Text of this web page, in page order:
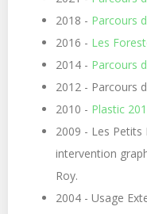
2018 - Parcours
2016 - Les
2014 - Parcours
2012 - Parcours
2010 - Plastic
2009 - Les Petits
intervention
Roy.
2004 - Usage